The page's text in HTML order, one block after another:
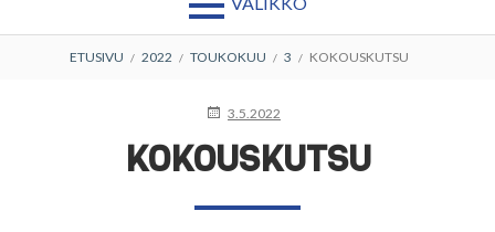
MURUPOLKU
ETUSIVU 2022 TOUKOKUU 3 KOKOUSKUTSU
JULKAISTU
3.5.2022
KOKOUSKUTSU